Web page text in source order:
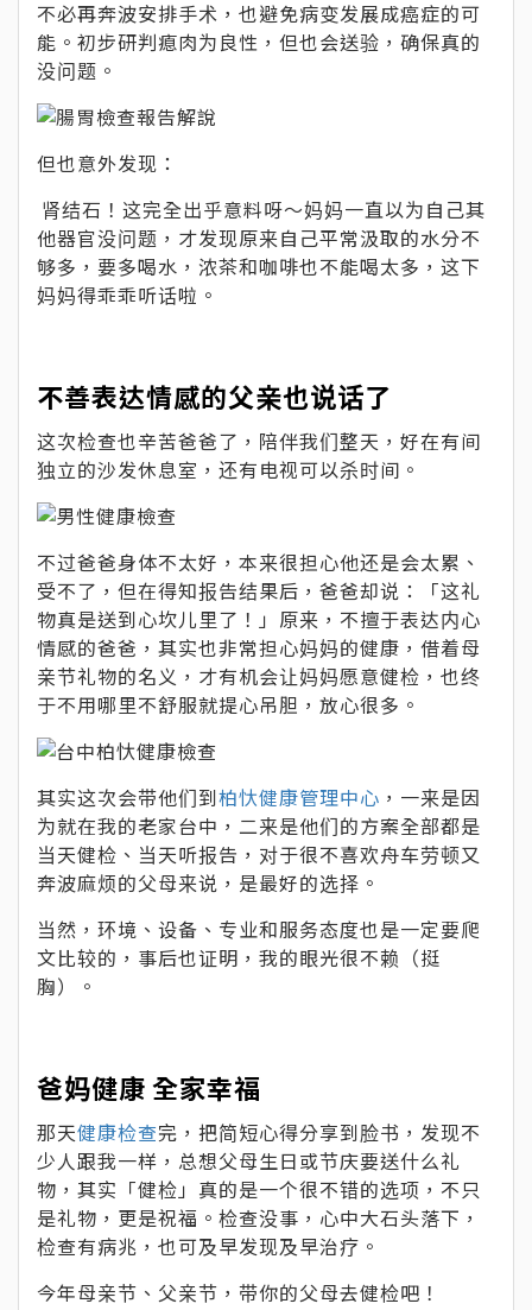
不必再奔波安排手术，也避免病变发展成癌症的可
能。初步研判瘜肉为良性，但也会送验，确保真的
没问题。
但也意外发现：
肾结石！这完全出乎意料呀～妈妈一直以为自己其
他器官没问题，才发现原来自己平常汲取的水分不
够多，要多喝水，浓茶和咖啡也不能喝太多，这下
妈妈得乖乖听话啦。
不善表达情感的父亲也说话了
这次检查也辛苦爸爸了，陪伴我们整天，好在有间
独立的沙发休息室，还有电视可以杀时间。
不过爸爸身体不太好，本来很担心他还是会太累、
受不了，但在得知报告结果后，爸爸却说：「这礼
物真是送到心坎儿里了！」原来，不擅于表达内心
情感的爸爸，其实也非常担心妈妈的健康，借着母
亲节礼物的名义，才有机会让妈妈愿意健检，也终
于不用哪里不舒服就提心吊胆，放心很多。
其实这次会带他们到柏忕健康管理中心 ，一来是因
为就在我的老家台中，二来是他们的方案全部都是
当天健检、当天听报告，对于很不喜欢舟车劳顿又
奔波麻烦的父母来说，是最好的选择。
当然，环境、设备、专业和服务态度也是一定要爬
文比较的，事后也证明，我的眼光很不赖（挺
胸）。
爸妈健康 全家幸福
那天健康检查完，把简短心得分享到脸书，发现不
少人跟我一样，总想父母生日或节庆要送什么礼
物，其实「健检」真的是一个很不错的选项，不只
是礼物，更是祝福。检查没事，心中大石头落下，
检查有病兆，也可及早发现及早治疗。
今年母亲节、父亲节，带你的父母去健检吧！